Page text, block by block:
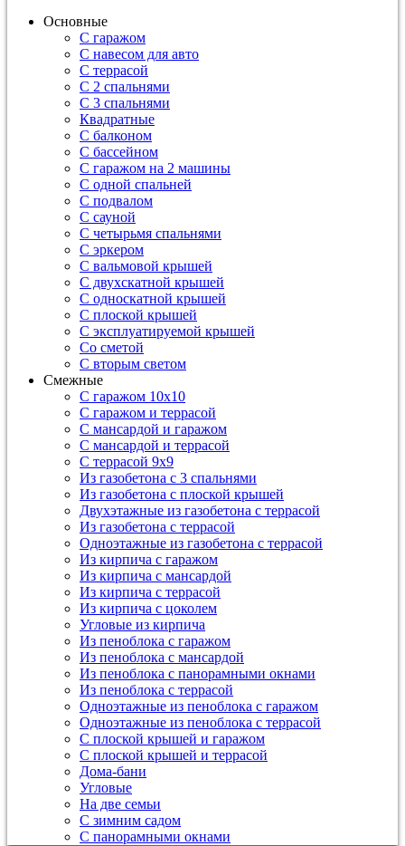
Основные
С гаражом
С навесом для авто
С террасой
С 2 спальнями
С 3 спальнями
Квадратные
С балконом
С бассейном
С гаражом на 2 машины
С одной спальней
С подвалом
С сауной
С четырьмя спальнями
С эркером
С вальмовой крышей
С двухскатной крышей
С односкатной крышей
С плоской крышей
С эксплуатируемой крышей
Со сметой
С вторым светом
Смежные
С гаражом 10х10
С гаражом и террасой
С мансардой и гаражом
С мансардой и террасой
С террасой 9х9
Из газобетона с 3 спальнями
Из газобетона с плоской крышей
Двухэтажные из газобетона с террасой
Из газобетона с террасой
Одноэтажные из газобетона с террасой
Из кирпича с гаражом
Из кирпича с мансардой
Из кирпича с террасой
Из кирпича с цоколем
Угловые из кирпича
Из пеноблока с гаражом
Из пеноблока с мансардой
Из пеноблока с панорамными окнами
Из пеноблока с террасой
Одноэтажные из пеноблока с гаражом
Одноэтажные из пеноблока с террасой
С плоской крышей и гаражом
С плоской крышей и террасой
Дома-бани
Угловые
На две семьи
С зимним садом
С панорамными окнами